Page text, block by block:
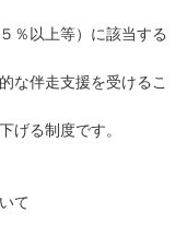
上等）に該当する
走支援を受けるこ
制度です。
て